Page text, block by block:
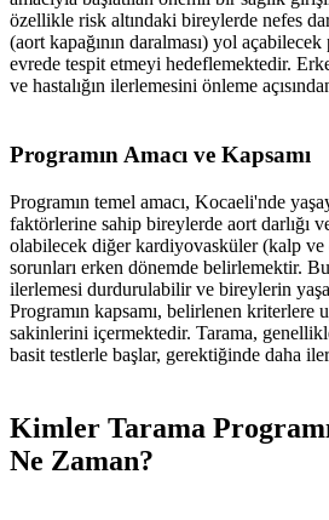
özellikle risk altındaki bireylerde nefes
(aort kapağının daralması) yol
evrede tespit etmeyi hedeflemektedir.
ve hastalığın ilerlemesini önleme
Programın Amacı ve Kapsamı
Programın temel amacı, Kocaeli'nde
faktörlerine sahip bireylerde aort darlığı
olabilecek diğer kardiyovasküler (kalp
sorunları erken dönemde belirlemektir. Bu
ilerlemesi durdurulabilir ve bireylerin
Programın kapsamı, belirlenen kriterlere
sakinlerini içermektedir. Tarama,
basit testlerle başlar, gerektiğinde daha
Kimler Tarama
Ne Zaman?